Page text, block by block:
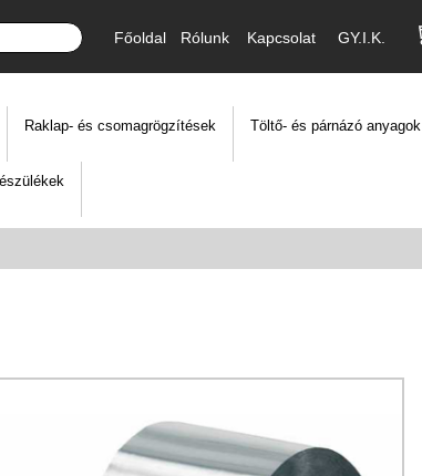
Főoldal Rólunk Kapcsolat GY.I.K.
Raklap- és csomagrögzítések Töltő- és párnázó anyagok